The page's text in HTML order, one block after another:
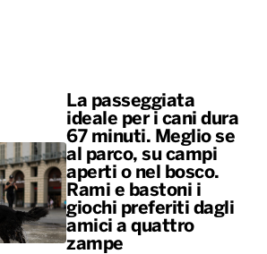
La passeggiata
ideale per i cani dura
67 minuti. Meglio se
al parco, su campi
aperti o nel bosco.
Rami e bastoni i
giochi preferiti dagli
amici a quattro
zampe